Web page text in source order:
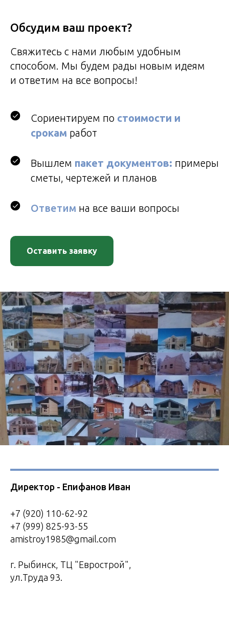
Обсудим ваш проект?
Cвяжитесь с нами любым удобным
способом. Мы будем рады новым идеям
и ответим на все вопросы!
Сориентируем по стоимости и
срокам работ
Вышлем пакет документов: примеры
сметы, чертежей и планов
Ответим на все ваши вопросы
Оставить заявку
Директор - Епифанов Иван
+7 (920) 110-62-92
+7 (999) 825-93-55
amistroy1985@gmail.com
г. Рыбинск, ТЦ "Еврострой",
ул.Труда 93.